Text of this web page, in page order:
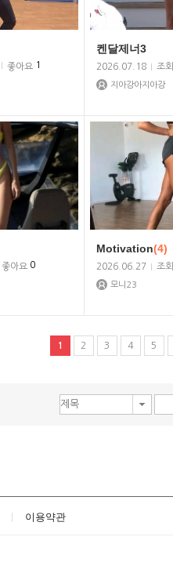
좋아요 1
켄달제너3
2026.07.18 조회
지아강아지아강
좋아요 0
Motivation(4)
2026.06.27 조회
모니23
1 2 3 4 5
이용약관